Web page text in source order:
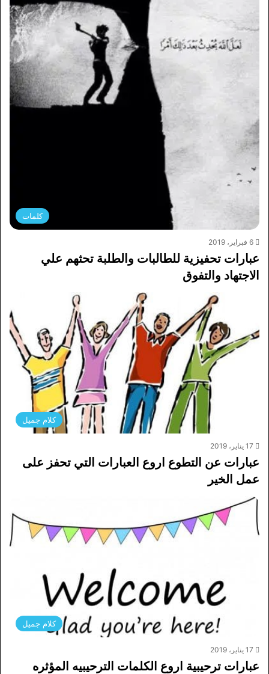
كلمات
6 فبراير، 2019
عبارات تحفيزية للطالبات والطلبة تحثهم علي
الاجتهاد والتفوق
كلام جميل
17 يناير، 2019
عبارات عن التطوع اروع العبارات التي تحفز على
عمل الخير
كلام جميل
17 يناير، 2019
عبارات ترحيبية اروع الكلمات الترحيبيه المؤثره